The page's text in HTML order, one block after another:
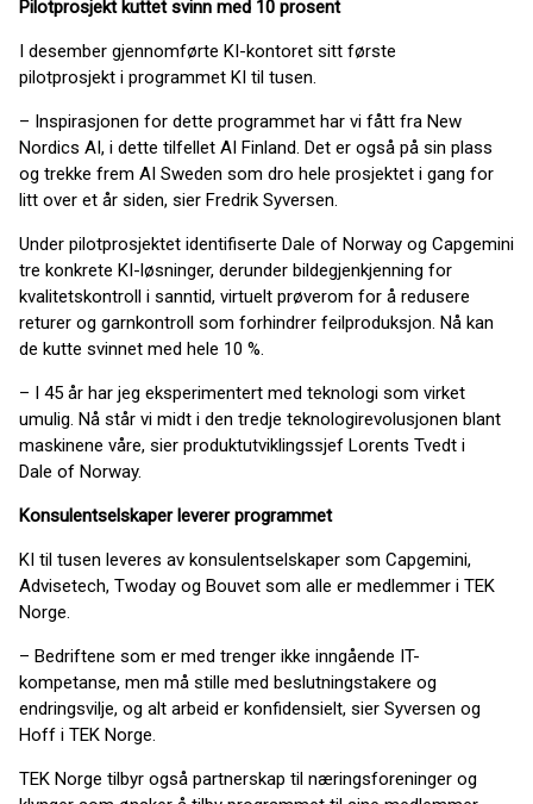
Pilotprosjekt kuttet svinn med 10 prosent
I desember gjennomførte KI-kontoret sitt første
pilotprosjekt i programmet KI til tusen.
– Inspirasjonen for dette programmet har vi fått fra New
Nordics AI, i dette tilfellet AI Finland. Det er også på sin plass
og trekke frem AI Sweden som dro hele prosjektet i gang for
litt over et år siden, sier Fredrik Syversen.
Under pilotprosjektet identifiserte Dale of Norway og Capgemini
tre konkrete KI-løsninger, derunder bildegjenkjenning for
kvalitetskontroll i sanntid, virtuelt prøverom for å redusere
returer og garnkontroll som forhindrer feilproduksjon. Nå kan
de kutte svinnet med hele 10 %.
– I 45 år har jeg eksperimentert med teknologi som virket
umulig. Nå står vi midt i den tredje teknologirevolusjonen blant
maskinene våre, sier produktutviklingssjef Lorents Tvedt i
Dale of Norway.
Konsulentselskaper leverer programmet
KI til tusen leveres av konsulentselskaper som Capgemini,
Advisetech, Twoday og Bouvet som alle er medlemmer i TEK
Norge.
– Bedriftene som er med trenger ikke inngående IT-
kompetanse, men må stille med beslutningstakere og
endringsvilje, og alt arbeid er konfidensielt, sier Syversen og
Hoff i TEK Norge.
TEK Norge tilbyr også partnerskap til næringsforeninger og